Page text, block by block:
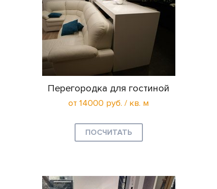
Перегородка для гостиной
от 14000 руб. / кв. м
ПОСЧИТАТЬ